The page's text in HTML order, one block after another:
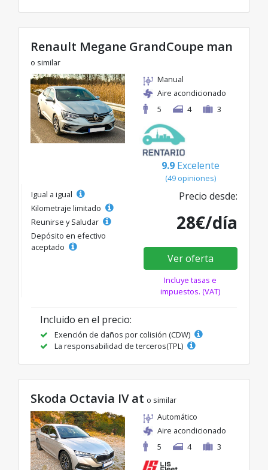
Renault Megane GrandCoupe man
o similar
Manual
Aire acondicionado
5
4 3
9.9 Excelente
(49 opiniones)
Igual a igual
Kilometraje limitado
Reunirse y Saludar
Depósito en efectivo
aceptado
Precio desde:
28€/día
Ver oferta
Incluye tasas e
impuestos. (VAT)
Incluido en el precio:
Exención de daños por colisión (CDW)
La responsabilidad de terceros(TPL)
Skoda Octavia IV at o similar
Automático
Aire acondicionado
5
4 3